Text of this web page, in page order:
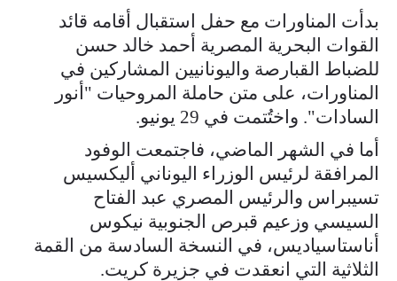
بدأت المناورات مع حفل استقبال أقامه قائد
القوات البحرية المصرية أحمد خالد حسن
للضباط القبارصة واليونانيين المشاركين في
المناورات، على متن حاملة المروحيات "أنور
السادات". واختُتمت في 29 يونيو.
أما في الشهر الماضي، فاجتمعت الوفود
المرافقة لرئيس الوزراء اليوناني أليكسيس
تسيبراس والرئيس المصري عبد الفتاح
السيسي وزعيم قبرص الجنوبية نيكوس
أناستاسياديس، في النسخة السادسة من القمة
الثلاثية التي انعقدت في جزيرة كريت.